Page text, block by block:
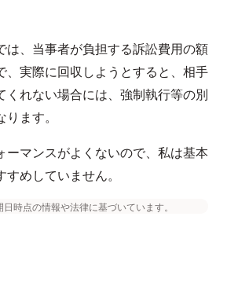
は、当事者が負担する訴訟費用の額
、実際に回収しようとすると、相手
くれない場合には、強制執行等の別
ます。
ーマンスがよくないので、私は基本
めしていません。
時点の情報や法律に基づいています。